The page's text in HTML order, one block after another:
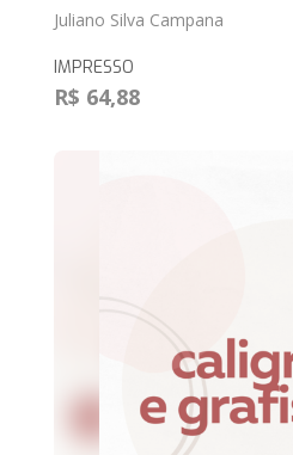
Juliano Silva Campana
IMPRESSO
R$ 64,88